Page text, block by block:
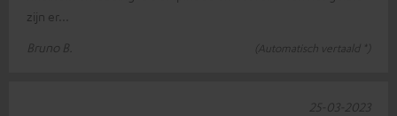
zijn er...
Bruno B.
(Automatisch vertaald *)
25-03-2023